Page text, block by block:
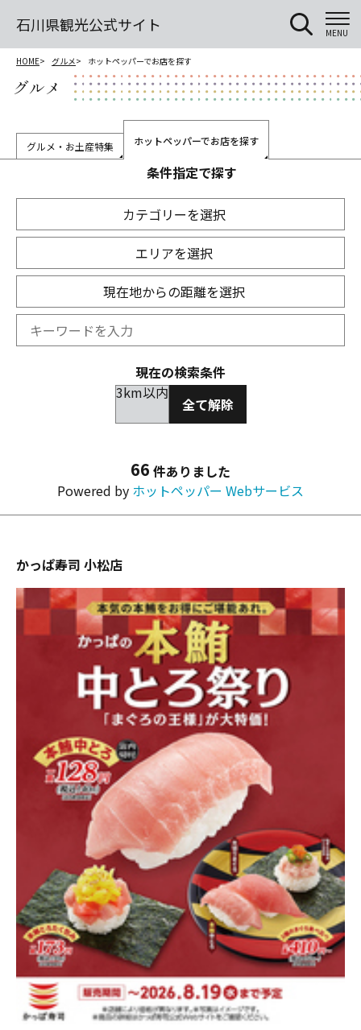
石川県観光公式サイト MENU
HOME グルメ ホットペッパーでお店を探す
グルメ
グルメ・お土産特集 ホットペッパーでお店を探す
条件指定で探す
カテゴリーを選択
エリアを選択
現在地からの距離を選択
現在の検索条件
3km以内
全て解除
66 件ありました
Powered by ホットペッパー Webサービス
かっぱ寿司 小松店